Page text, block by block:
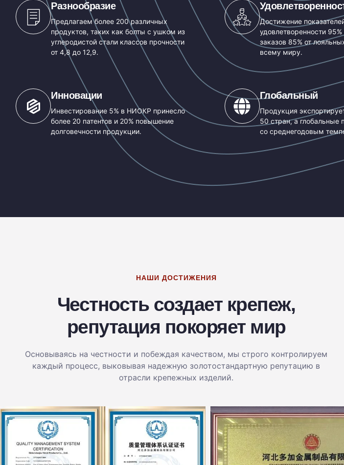
Разнообразие
Предлагаем более 200 различных
продуктов, таких как болты с ушком из
углеродистой стали классов прочности
от 4,8 до 12,9.
Достижение
удовлетворенности
заказов 85% от
всему миру.
Инновации
Инвестирование 5% в НИОКР принесло
более 20 патентов и 20% повышение
долговечности продукции.
Глобальный
Продукция
50 стран, а глобальные
со среднегодовым
НАШИ ДОСТИЖЕНИЯ
Честность создает крепеж,
репутация покоряет мир
Основываясь на честности и побеждая качеством, мы строго контролируем
каждый процесс, выковывая надежную золотостандартную репутацию в
отрасли крепежных изделий.